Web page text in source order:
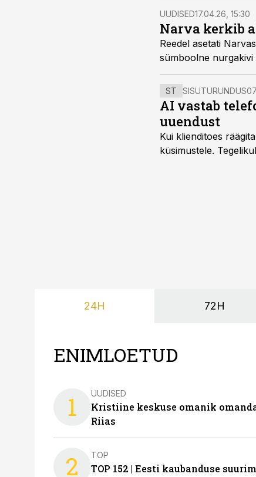
UUDISED17.04.26, 15:30
Narva kerkib
Reedel asetati
sümboolne nurgakivi
ST SISUTURUNDUS
AI vastab
uuendust
Kui klienditoes
küsimustele.
24H 72H
ENIMLOETUD
1 UUDISED
Kristiine keskuse omanik
Riias
2 TOP
TOP 152 | Eesti kaubanduse